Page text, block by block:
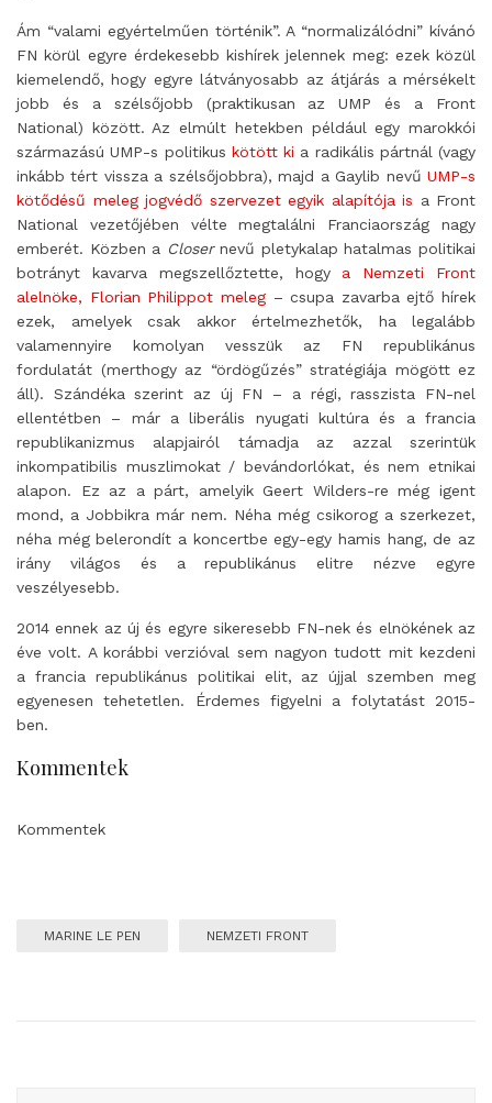
Ám “valami egyértelműen történik”. A “normalizálódni” kívánó
FN körül egyre érdekesebb kishírek jelennek meg: ezek közül
kiemelendő, hogy egyre látványosabb az átjárás a mérsékelt
jobb és a szélsőjobb (praktikusan az UMP és a Front
National) között. Az elmúlt hetekben például egy marokkói
származású UMP-s politikus kötött ki a radikális pártnál (vagy
inkább tért vissza a szélsőjobbra), majd a Gaylib nevű UMP-s
kötődésű meleg jogvédő szervezet egyik alapítója is a Front
National vezetőjében vélte megtalálni Franciaország nagy
emberét. Közben a Closernevű pletykalap hatalmas politikai
botrányt kavarva megszellőztette, hogy a Nemzeti Front
alelnöke, Florian Philippot meleg– csupa zavarba ejtő hírek
ezek, amelyek csak akkor értelmezhetők, ha legalább
valamennyire komolyan vesszük az FN republikánus
fordulatát (merthogy az “ördögűzés” stratégiája mögött ez
áll). Szándéka szerint az új FN – a régi, rasszista FN-nel
ellentétben – már a liberális nyugati kultúra és a francia
republikanizmus alapjairól támadja az azzal szerintük
inkompatibilis muszlimokat / bevándorlókat, és nem etnikai
alapon. Ez az a párt, amelyik Geert Wilders-re még igent
mond, a Jobbikra már nem. Néha még csikorog a szerkezet,
néha még belerondít a koncertbe egy-egy hamis hang, de az
irány világos és a republikánus elitre nézve egyre
veszélyesebb.
2014 ennek az új és egyre sikeresebb FN-nek és elnökének az
éve volt. A korábbi verzióval sem nagyon tudott mit kezdeni
a francia republikánus politikai elit, az újjal szemben meg
egyenesen tehetetlen. Érdemes figyelni a folytatást 2015-
ben.
Kommentek
Kommentek
MARINE LE PEN NEMZETI FRONT